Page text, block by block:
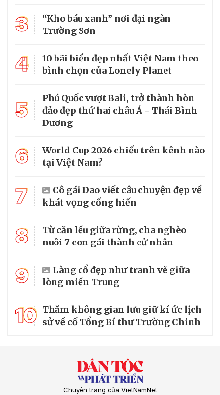
3
“Kho báu xanh” nơi đại ngàn
Trường Sơn
4
10 bãi biển đẹp nhất Việt Nam theo
bình chọn của Lonely Planet
5
Phú Quốc vượt Bali, trở thành hòn
đảo đẹp thứ hai châu Á - Thái Bình
Dương
6
World Cup 2026 chiếu trên kênh nào
tại Việt Nam?
7
Cô gái Dao viết câu chuyện đẹp về
khát vọng cống hiến
8
Từ căn lều giữa rừng, cha nghèo
nuôi 7 con gái thành cử nhân
9
Làng cổ đẹp như tranh vẽ giữa
lòng miền Trung
10 Thăm không gian lưu giữ kí ức lịch
sử về cố Tổng Bí thư Trường Chinh
Chuyên trang của VietNamNet